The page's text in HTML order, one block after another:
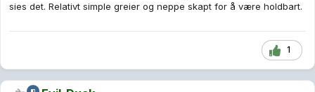
sies det. Relativt simple greier og neppe skapt for å være holdbart.
1